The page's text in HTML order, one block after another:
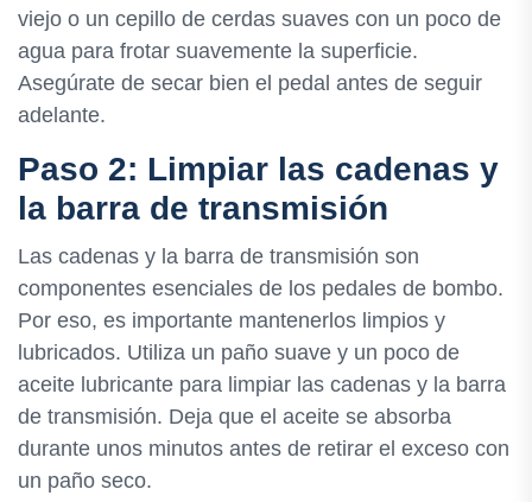
viejo o un cepillo de cerdas suaves con un poco de
agua para frotar suavemente la superficie.
Asegúrate de secar bien el pedal antes de seguir
adelante.
Paso 2: Limpiar las cadenas y
la barra de transmisión
Las cadenas y la barra de transmisión son
componentes esenciales de los pedales de bombo.
Por eso, es importante mantenerlos limpios y
lubricados. Utiliza un paño suave y un poco de
aceite lubricante para limpiar las cadenas y la barra
de transmisión. Deja que el aceite se absorba
durante unos minutos antes de retirar el exceso con
un paño seco.